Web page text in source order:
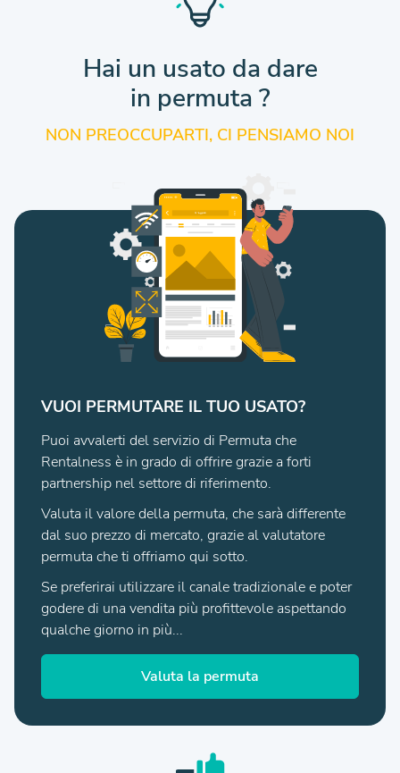
Hai un usato da dare
in permuta ?
NON PREOCCUPARTI, CI PENSIAMO NOI
VUOI PERMUTARE IL TUO USATO?
Puoi avvalerti del servizio di Permuta che
Rentalness è in grado di offrire grazie a forti
partnership nel settore di riferimento.
Valuta il valore della permuta, che sarà differente
dal suo prezzo di mercato, grazie al valutatore
permuta che ti offriamo qui sotto.
Se preferirai utilizzare il canale tradizionale e poter
godere di una vendita più profittevole aspettando
qualche giorno in più...
Valuta la permuta